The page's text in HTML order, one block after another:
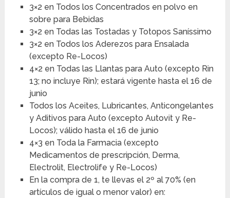
3×2 en Todos los Concentrados en polvo en
sobre para Bebidas
3×2 en Todas las Tostadas y Totopos Saníssimo
3×2 en Todos los Aderezos para Ensalada
(excepto Re-Locos)
4×2 en Todas las Llantas para Auto (excepto Rin
13; no incluye Rin); estará vigente hasta el 16 de
junio
Todos los Aceites, Lubricantes, Anticongelantes
y Aditivos para Auto (excepto Autovit y Re-
Locos); válido hasta el 16 de junio
4×3 en Toda la Farmacia (excepto
Medicamentos de prescripción, Derma,
Electrolit, Electrolife y Re-Locos)
En la compra de 1, te llevas el 2º al 70% (en
artículos de igual o menor valor) en: